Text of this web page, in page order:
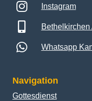
Instagram
Bethelkirchen
Whatsapp
Navigation
Gottesdienst